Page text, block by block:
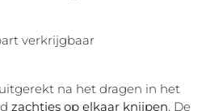
verkrijgbaar
na het dragen in het
zachtjes op elkaar knijpen. De